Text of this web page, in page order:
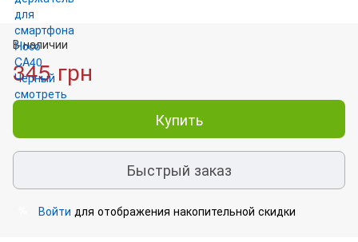
В наличии
345 грн
Купить
Быстрый заказ
Войти для отображения накопительной скидки